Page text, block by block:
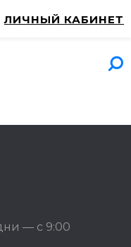
ЛИЧНЫЙ КАБИНЕТ
— с 9:00